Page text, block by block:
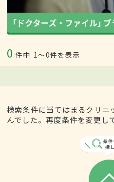
0 件中 1〜0件を表示
検索条件に当てはまるクリニ
んでした。再度条件を変更し